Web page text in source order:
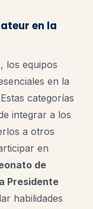
en la
, los equipos
en la
categorías
integrar a los
a otros
en
de
Presidente
habilidades